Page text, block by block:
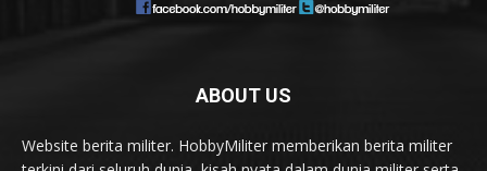
ABOUT US
Website berita militer. HobbyMiliter memberikan berita militer